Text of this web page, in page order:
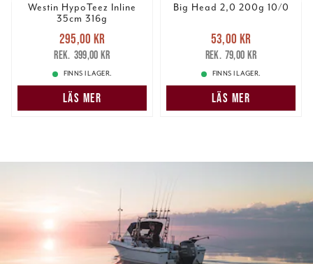
Westin HypoTeez Inline
35cm 316g
Nuvarande pris
295,00 krTidigare pris
399,00 kr
295,00 kr
399,00 kr
FINNS I LAGER.
LÄS MER
Big Head 2,0 200g 10/0
Nuvarande pris
53,00 krTidigare pris
79,00 kr
53,00 kr
79,00 kr
FINNS I LAGER.
LÄS MER